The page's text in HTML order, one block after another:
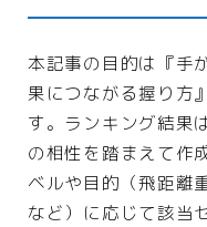
本記事の目的は『手
果につながる握り方
す。ランキング結果
の相性を踏まえて作
ベルや目的（飛距離
など）に応じて該当